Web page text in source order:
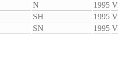
N 1995
SH 1995
SN 1995